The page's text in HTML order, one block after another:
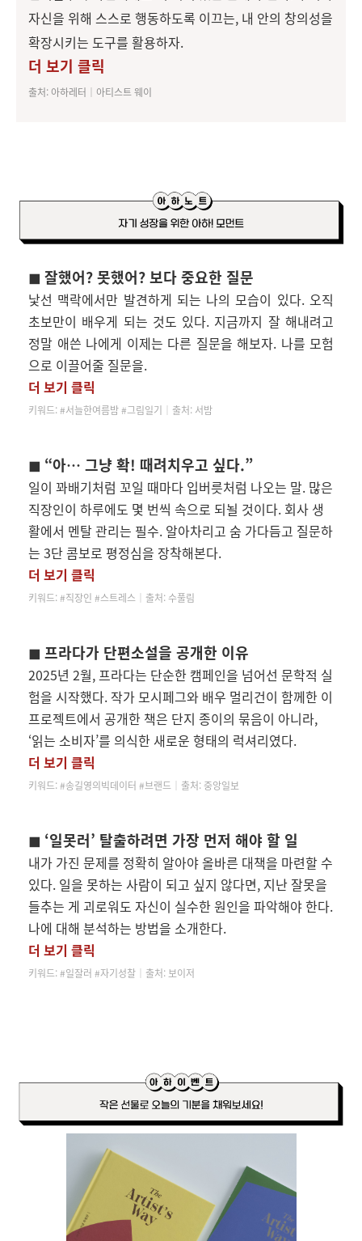
자신을 위해 스스로 행동하도록 이끄는, 내 안의 창의성을
확장시키는 도구를 활용하자.
더 보기 클릭
출처: 아하레터│아티스트 웨이
◼ 잘했어? 못했어? 보다 중요한 질문
낯선 맥락에서만 발견하게 되는 나의 모습이 있다. 오직
초보만이 배우게 되는 것도 있다. 지금까지 잘 해내려고
정말 애쓴 나에게 이제는 다른 질문을 해보자. 나를 모험
으로 이끌어줄 질문을.
더 보기 클릭
키워드: #서늘한여름밤 #그림일기│ 출처: 서밤
◼ “아… 그냥 확! 때려치우고 싶다.”
일이 꽈배기처럼 꼬일 때마다 입버릇처럼 나오는 말. 많은
직장인이 하루에도 몇 번씩 속으로 되뇔 것이다. 회사 생
활에서 멘탈 관리는 필수. 알아차리고 숨 가다듬고 질문하
는 3단 콤보로 평정심을 장착해본다.
더 보기 클릭
키워드:#직장인 #스트레스│ 출처: 수풀림
◼ 프라다가 단편소설을 공개한 이유
2025년 2월, 프라다는 단순한 캠페인을 넘어선 문학적 실
험을 시작했다. 작가 모시페그와 배우 멀리건이 함께한 이
프로젝트에서 공개한 책은 단지 종이의 묶음이 아니라,
‘읽는 소비자’를 의식한 새로운 형태의 럭셔리였다.
더 보기 클릭
키워드: #송길영의빅데이터 #브랜드│ 출처: 중앙일보
◼ ‘일못러’ 탈출하려면 가장 먼저 해야 할 일
내가 가진 문제를 정확히 알아야 올바른 대책을 마련할 수
있다. 일을 못하는 사람이 되고 싶지 않다면, 지난 잘못을
들추는 게 괴로워도 자신이 실수한 원인을 파악해야 한다.
나에 대해 분석하는 방법을 소개한다.
더 보기 클릭
키워드: #일잘러 #자기성찰 출처: 보이저